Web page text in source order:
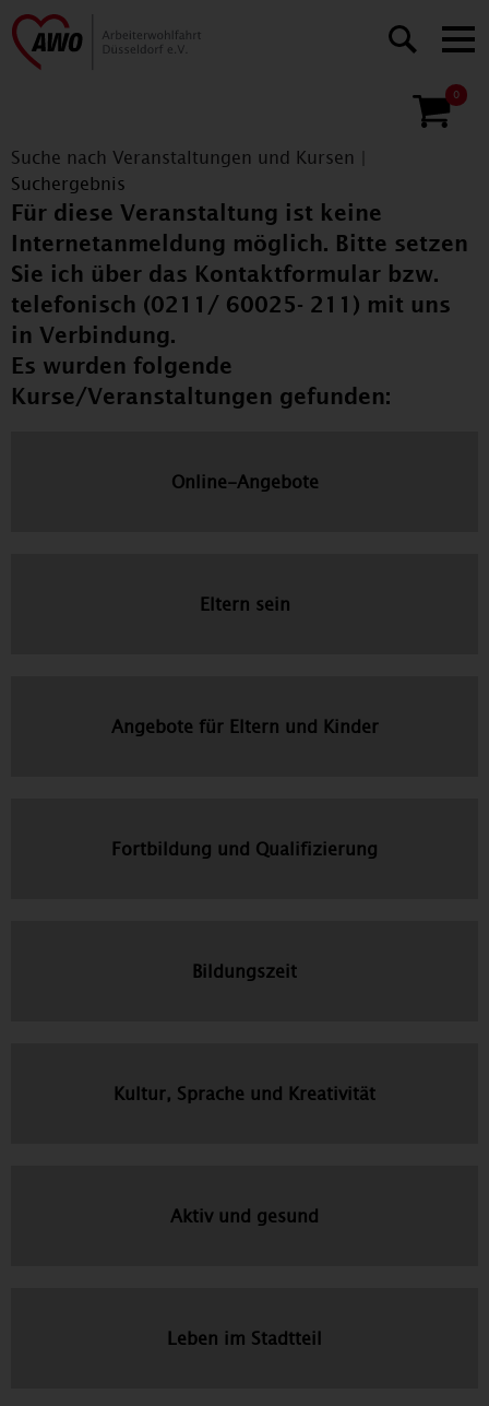
0
Suche nach Veranstaltungen und Kursen
Suchergebnis
Für diese Veranstaltung ist keine
Internetanmeldung möglich. Bitte setzen
Sie ich über das Kontaktformular bzw.
telefonisch (0211/ 60025- 211) mit uns
in Verbindung.
Es wurden folgende
Kurse/Veranstaltungen gefunden:
Online-Angebote
Eltern sein
Angebote für Eltern und Kinder
Fortbildung und Qualifizierung
Bildungszeit
Kultur, Sprache und Kreativität
Aktiv und gesund
Leben im Stadtteil